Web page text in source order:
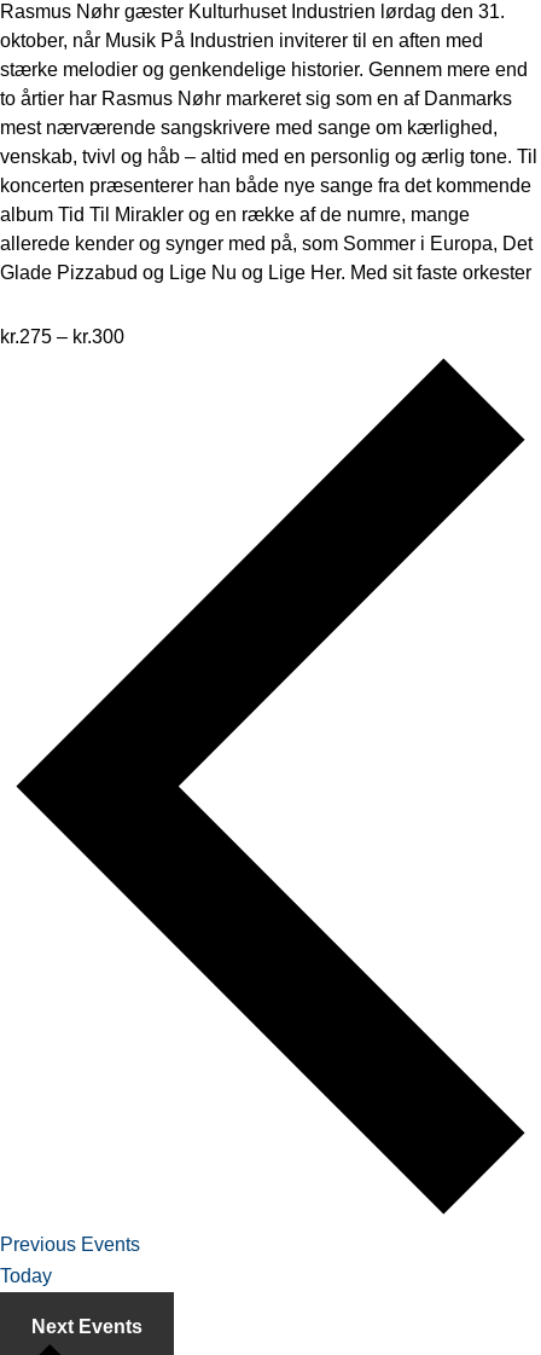
Rasmus Nøhr gæster Kulturhuset Industrien lørdag den 31.
oktober, når Musik På Industrien inviterer til en aften med
stærke melodier og genkendelige historier. Gennem mere end
to årtier har Rasmus Nøhr markeret sig som en af Danmarks
mest nærværende sangskrivere med sange om kærlighed,
venskab, tvivl og håb – altid med en personlig og ærlig tone. Til
koncerten præsenterer han både nye sange fra det kommende
album Tid Til Mirakler og en række af de numre, mange
allerede kender og synger med på, som Sommer i Europa, Det
Glade Pizzabud og Lige Nu og Lige Her. Med sit faste orkester
kr.275 – kr.300
Previous Events
Today
Next Events